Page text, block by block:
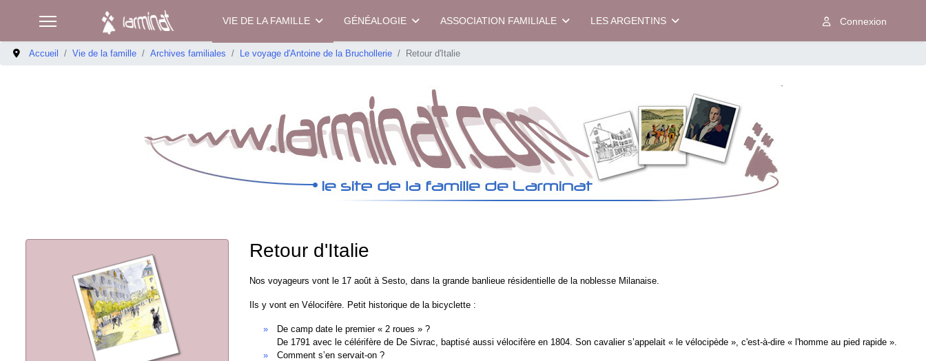
VIE DE LA FAMILLE GÉNÉALOGIE ASSOCIATION FAMILIALE LES ARGENTINS
Accueil Vie de la famille Archives familiales Le voyage d'Antoine de la Bruchollerie Retour d'Italie
Retour d'Italie
Nos voyageurs vont le 17 août à Sesto, dans la grande banlieue résidentielle de la noblesse Milanaise.
Ils y vont en Vélocifère. Petit historique de la bicyclette :
De camp date le premier « 2 roues » ?
De 1791 avec le célérifère de De Sivrac, baptisé aussi vélocifère en 1804. Son cavalier s’appelait « le vélocipède », c'est-à-dire « l'homme au pied rapide ».
Comment s’en servait-on ?